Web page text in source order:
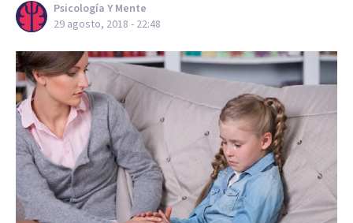
Psicología Y Mente
29 agosto, 2018 - 22:48